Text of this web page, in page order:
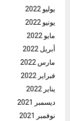
يوليو 2022
يونيو 2022
مايو 2022
أبريل 2022
مارس 2022
فبراير 2022
يناير 2022
ديسمبر 2021
نوفمبر 2021